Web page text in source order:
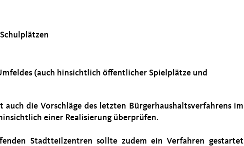
(auch hinsichtlich öffentlicher Spielplätze und
auch die Vorschläge des letzten Bürgerhaushaltsverfahrens im
einer Realisierung überprüfen.
Stadtteilzentren sollte zudem ein Verfahren gestartet